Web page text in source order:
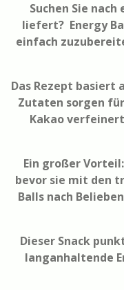
Suchen Sie
liefert? Energy
einfach
Das Rezept basiert
Zutaten sorgen
Kakao
Ein großer
bevor sie mit den
Balls nach
Dieser Snack
langanhaltende